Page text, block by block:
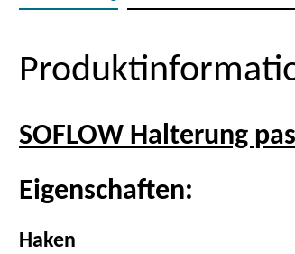
SOFLOW Halterung
Eigenschaften:
Haken